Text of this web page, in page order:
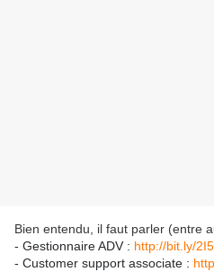
Bien entendu, il faut parler (entre
- Gestionnaire ADV : http://bit.ly/
- Customer support associate :